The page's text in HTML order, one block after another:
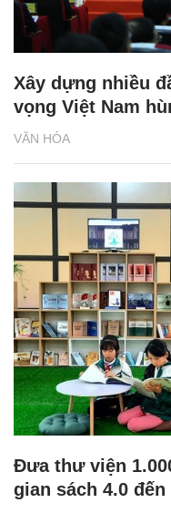
VĂN HÓA
Xây dựng nhiều
vọng Việt Nam
Đưa thư viện
gian sách 4.0